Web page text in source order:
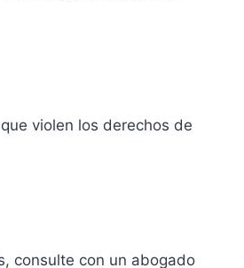
violen los derechos de
consulte con un abogado